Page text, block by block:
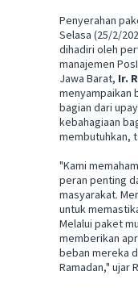
Penyerahan
Selasa (25/2/
dihadiri oleh
manajemen
Jawa Barat, Ir.
menyampaikan
bagian dari
kebahagiaan
membutuhkan,
"Kami
peran penting
masyarakat.
untuk
Melalui paket
memberikan
beban mereka
Ramadan," ujar